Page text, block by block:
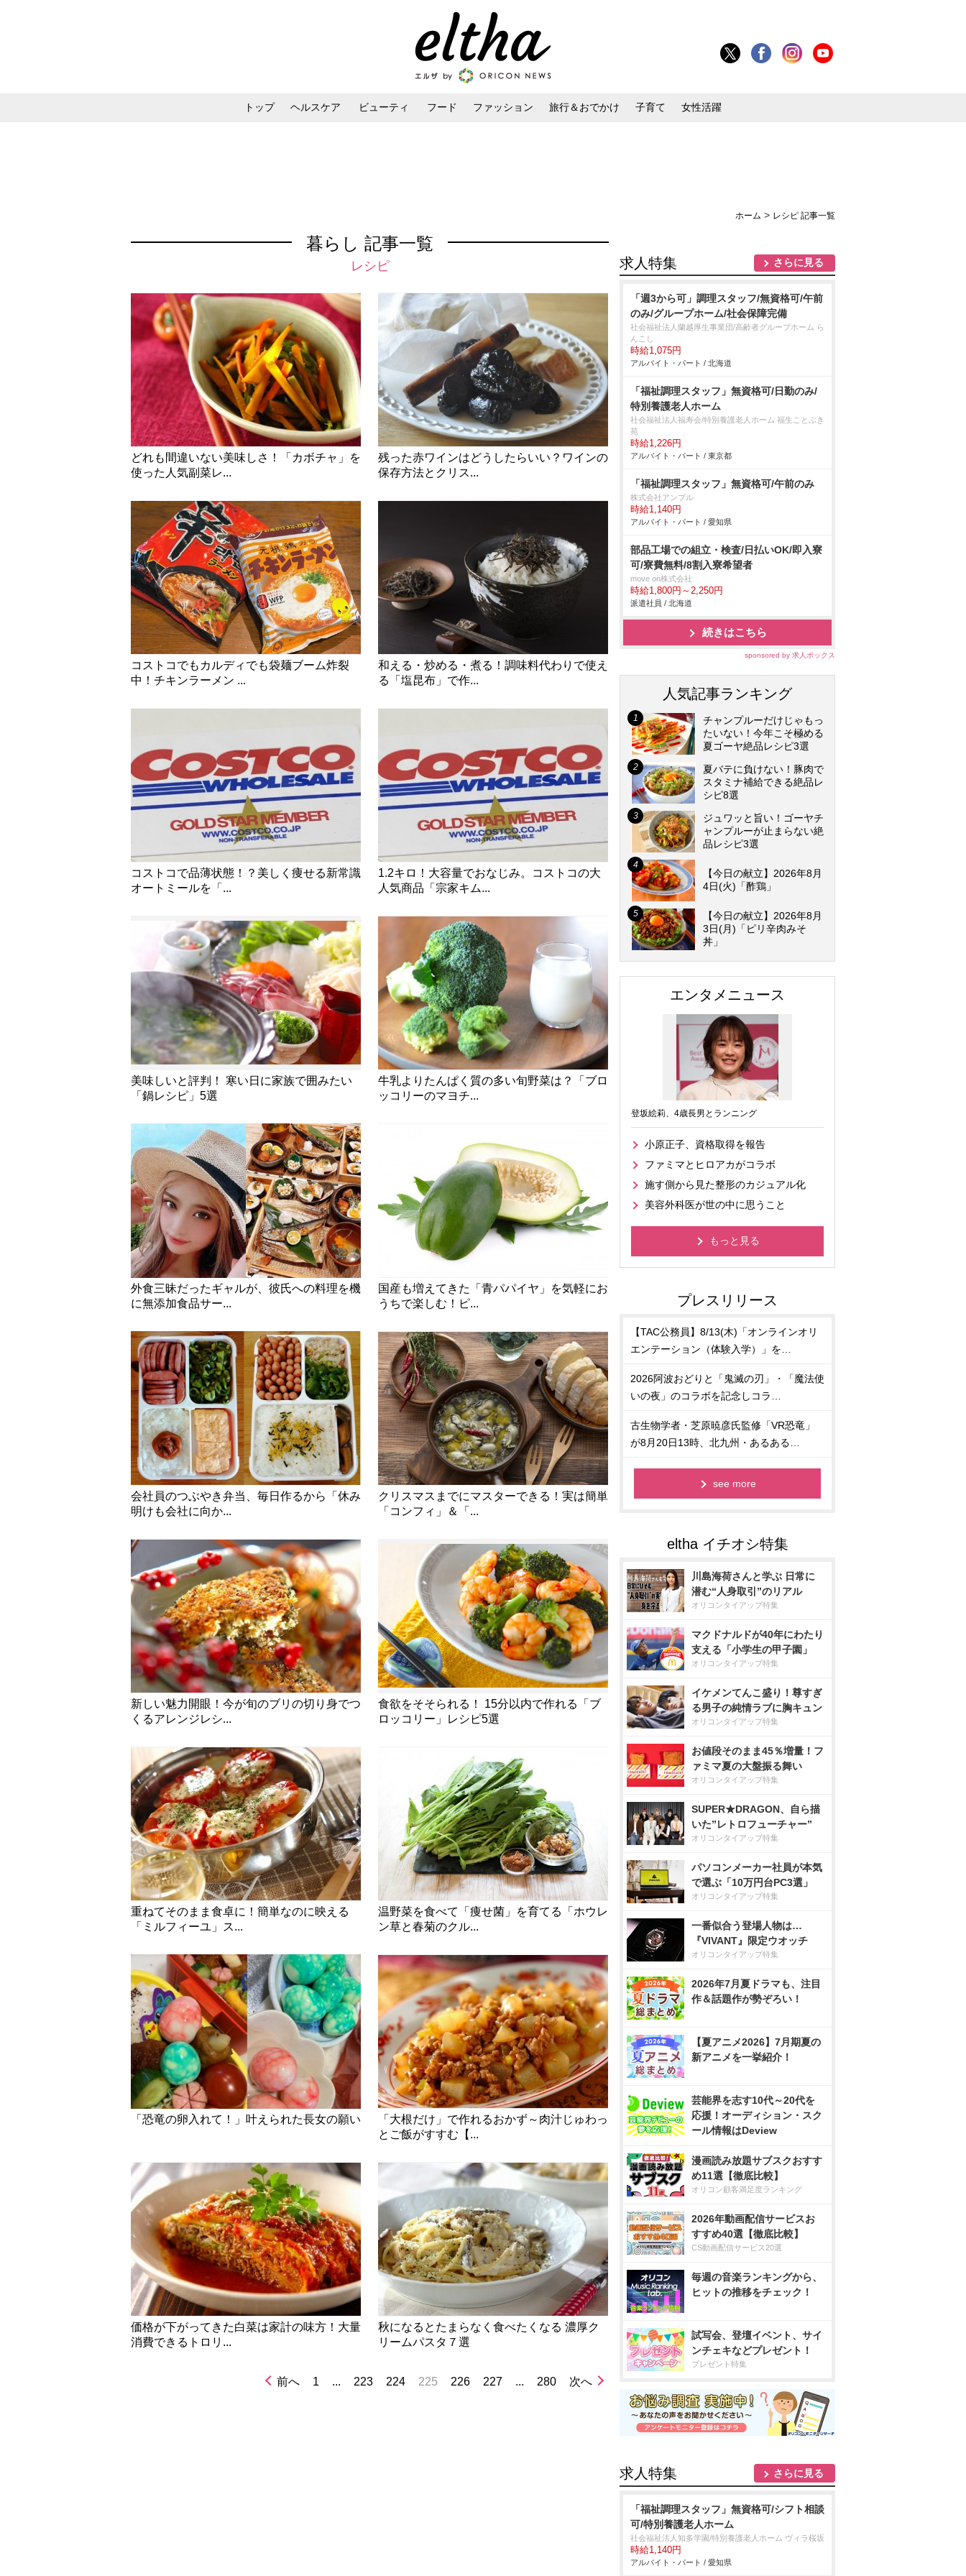
トップ ヘルスケア ビューティ フード ファッション 旅行＆おでかけ 子育て 女性活躍
ホーム > レシピ 記事一覧
暮らし 記事一覧
レシピ
どれも間違いない美味しさ！「カボチャ」を
使った人気副菜レ...
残った赤ワインはどうしたらいい？ワインの
保存方法とクリス...
コストコでもカルディでも袋麺ブーム炸裂
中！チキンラーメン ...
和える・炒める・煮る！調味料代わりで使え
る「塩昆布」で作...
コストコで品薄状態！？美しく痩せる新常識
オートミールを「...
1.2キロ！大容量でおなじみ。コストコの大
人気商品「宗家キム...
美味しいと評判！ 寒い日に家族で囲みたい
「鍋レシピ」5選
牛乳よりたんぱく質の多い旬野菜は？「ブロ
ッコリーのマヨチ...
外食三昧だったギャルが、彼氏への料理を機
に無添加食品サー...
国産も増えてきた「青パパイヤ」を気軽にお
うちで楽しむ！ピ...
会社員のつぶやき弁当、毎日作るから「休み
明けも会社に向か...
クリスマスまでにマスターできる！実は簡単
「コンフィ」＆「...
新しい魅力開眼！今が旬のブリの切り身でつ
くるアレンジレシ...
食欲をそそられる！ 15分以内で作れる「ブ
ロッコリー」レシピ5選
重ねてそのまま食卓に！簡単なのに映える
「ミルフィーユ」ス...
温野菜を食べて「痩せ菌」を育てる「ホウレ
ン草と春菊のクル...
「恐竜の卵入れて！」叶えられた長女の願い
「大根だけ」で作れるおかず～肉汁じゅわっ
とご飯がすすむ【...
価格が下がってきた白菜は家計の味方！大量
消費できるトロリ...
秋になるとたまらなく食べたくなる 濃厚ク
リームパスタ７選
前へ 1 ... 223 224 225 226 227 ... 280 次へ
求人特集 さらに見る
「週3から可」調理スタッフ/無資格可/午前
のみ/グループホーム/社会保障完備
社会福祉法人蘭越厚生事業団/高齢者グループホーム ら
んこし
時給1,075円
アルバイト・パート / 北海道
「福祉調理スタッフ」無資格可/日勤のみ/
特別養護老人ホーム
社会福祉法人福寿会/特別養護老人ホーム 福生ことぶき
苑
時給1,226円
アルバイト・パート / 東京都
「福祉調理スタッフ」無資格可/午前のみ
株式会社アンプル
時給1,140円
アルバイト・パート / 愛知県
部品工場での組立・検査/日払いOK/即入寮
可/寮費無料/8割入寮希望者
move on株式会社
時給1,800円～2,250円
派遣社員 / 北海道
続きはこちら
sponsored by 求人ボックス
人気記事ランキング
チャンプルーだけじゃもっ
たいない！今年こそ極める
夏ゴーヤ絶品レシピ3選
夏バテに負けない！豚肉で
スタミナ補給できる絶品レ
シピ8選
ジュワッと旨い！ゴーヤチ
ャンプルーが止まらない絶
品レシピ3選
【今日の献立】2026年8月
4日(火)「酢鶏」
【今日の献立】2026年8月
3日(月)「ピリ辛肉みそ
丼」
エンタメニュース
登坂絵莉、4歳長男とランニング
小原正子、資格取得を報告
ファミマとヒロアカがコラボ
施す側から見た整形のカジュアル化
美容外科医が世の中に思うこと
もっと見る
【TAC公務員】8/13(木)「オンラインオリ
エンテーション（体験入学）」を…
2026阿波おどりと「鬼滅の刃」・「魔法使
いの夜」のコラボを記念しコラ…
古生物学者・芝原暁彦氏監修「VR恐竜」
が8月20日13時、北九州・あるある…
see more
川島海荷さんと学ぶ 日常に
潜む“人身取引”のリアル
オリコンタイアップ特集
マクドナルドが40年にわたり
支える「小学生の甲子園」
オリコンタイアップ特集
イケメンてんこ盛り！尊すぎ
る男子の純情ラブに胸キュン
オリコンタイアップ特集
お値段そのまま45％増量！フ
ァミマ夏の大盤振る舞い
オリコンタイアップ特集
SUPER★DRAGON、自ら描
いた”レトロフューチャー”
オリコンタイアップ特集
パソコンメーカー社員が本気
で選ぶ「10万円台PC3選」
オリコンタイアップ特集
一番似合う登場人物は…
『VIVANT』限定ウオッチ
オリコンタイアップ特集
2026年7月夏ドラマも、注目
作＆話題作が勢ぞろい！
【夏アニメ2026】7月期夏の
新アニメを一挙紹介！
芸能界を志す10代～20代を
応援！オーディション・スク
ール情報はDeview
漫画読み放題サブスクおすす
め11選【徹底比較】
オリコン顧客満足度ランキング
2026年動画配信サービスお
すすめ40選【徹底比較】
CS動画配信サービス20選
毎週の音楽ランキングから、
ヒットの推移をチェック！
試写会、登壇イベント、サイ
ンチェキなどプレゼント！
プレゼント特集
求人特集 さらに見る
「福祉調理スタッフ」無資格可/シフト相談
可/特別養護老人ホーム
社会福祉法人知多学園/特別養護老人ホーム ヴィラ桜坂
時給1,140円
アルバイト・パート / 愛知県